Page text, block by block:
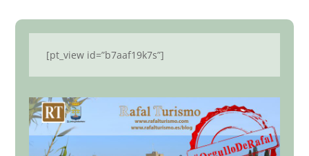
[pt_view id=”b7aaf19k7s”]